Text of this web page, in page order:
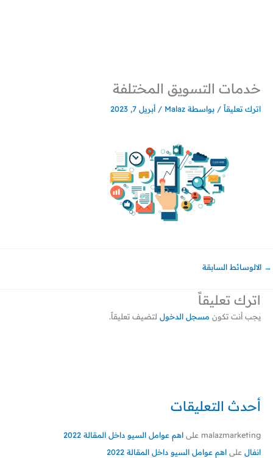
أحدث التعليقات
malazmarketing على اهم عوامل السيو داخل المقالة 2022
انفال على اهم عوامل السيو داخل المقالة 2022
خدمات التسويق المختلفة
اترك تعليقاً / بواسطة Malaz
/ أبريل 7, 2023
→ الالوسائط السابقة
اترك تعليقاً
يجب أنت تكون مسجل الدخول لتضيف تعليقاً.